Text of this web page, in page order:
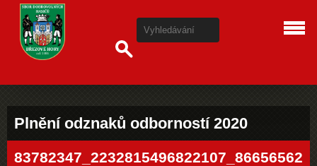
Plnění odznaků odborností 2020
83782347_2232815496822107_86656562